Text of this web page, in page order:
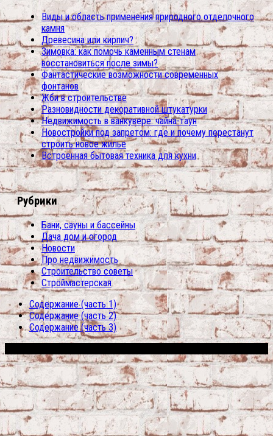
Виды и область применения природного отделочного
камня
Древесина или кирпич?
Зимовка: как помочь каменным стенам
восстановиться после зимы?
Фантастические возможности современных
фонтанов
Жби в строительстве
Разновидности декоративной штукатурки
Недвижимость в ванкувере: чайна-таун
Новостройки под запретом: где и почему перестанут
строить новое жилье
Встроенная бытовая техника для кухни
Рубрики
Бани, сауны и бассейны
Дача дом и огород
Новости
Про недвижимость
Строительство советы
Строймастерская
Содержание (часть 1)
Содержание (часть 2)
Содержание (часть 3)